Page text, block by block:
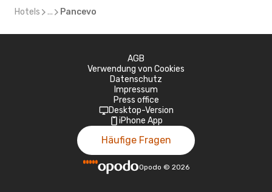
Hotels ... Pancevo
AGB
Verwendung von Cookies
Datenschutz
Impressum
Press office
Desktop-Version
iPhone App
Häufige Fragen
Opodo © 2026